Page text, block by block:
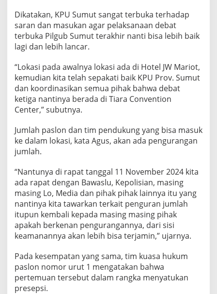
Dikatakan, KPU Sumut sangat terbuka terhadap
saran dan masukan agar pelaksanaan debat
terbuka Pilgub Sumut terakhir nanti bisa lebih baik
lagi dan lebih lancar.
“Lokasi pada awalnya lokasi ada di Hotel JW Mariot,
kemudian kita telah sepakati baik KPU Prov. Sumut
dan koordinasikan semua pihak bahwa debat
ketiga nantinya berada di Tiara Convention
Center,” subutnya.
Jumlah paslon dan tim pendukung yang bisa masuk
ke dalam lokasi, kata Agus, akan ada pengurangan
jumlah.
“Nantunya di rapat tanggal 11 November 2024 kita
ada rapat dengan Bawaslu, Kepolisian, masing
masing Lo, Media dan pihak pihak lainnya itu yang
nantinya kita tawarkan terkait penguran jumlah
itupun kembali kepada masing masing pihak
apakah berkenan pengurangannya, dari sisi
keamanannya akan lebih bisa terjamin,” ujarnya.
Pada kesempatan yang sama, tim kuasa hukum
paslon nomor urut 1 mengatakan bahwa
pertemuan tersebut dalam rangka menyatukan
presepsi.